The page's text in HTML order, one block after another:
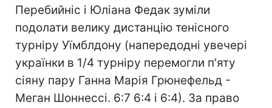
Перебийніс і Юліана Федак зуміли
подолати велику дистанцію тенісного
турніру Уїмблдону (напередодні увечері
українки в 1/4 турніру перемогли п'яту
сіяну пару Ганна Марія Грюнефельд -
Меган Шоннессі. 6:7 6:4 і 6:4). За право